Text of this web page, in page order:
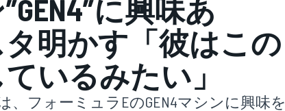
に興味あ
明かす「彼はこの
いるみたい」
フォーミュラEのGEN4マシンに興味を